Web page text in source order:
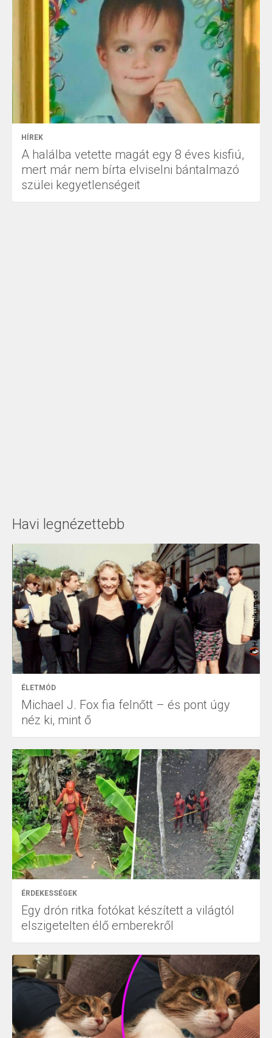
HÍREK
A halálba vetette magát egy 8 éves kisfiú,
mert már nem bírta elviselni bántalmazó
szülei kegyetlenségeit
Havi legnézettebb
ÉLETMÓD
Michael J. Fox fia felnőtt – és pont úgy
néz ki, mint ő
ÉRDEKESSÉGEK
Egy drón ritka fotókat készített a világtól
elszigetelten élő emberekről